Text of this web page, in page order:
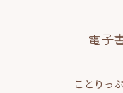
電子
ことりっ